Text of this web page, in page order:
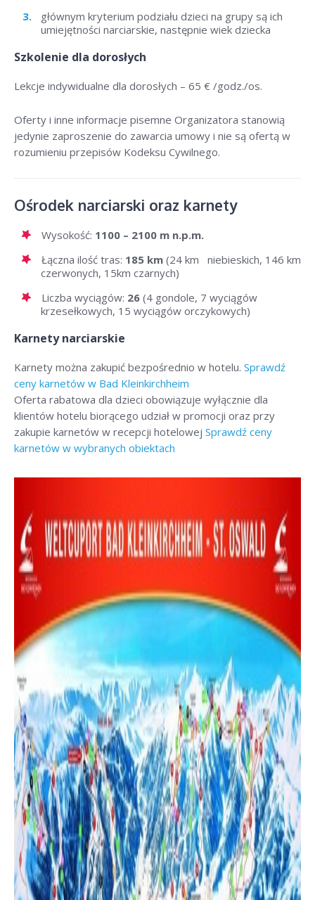
głównym kryterium podziału dzieci na grupy są ich
umiejętności narciarskie, następnie wiek dziecka
Szkolenie dla dorosłych
Lekcje indywidualne dla dorosłych – 65 € /godz./os.
Oferty i inne informacje pisemne Organizatora stanowią
jedynie zaproszenie do zawarcia umowy i nie są ofertą w
rozumieniu przepisów Kodeksu Cywilnego.
Ośrodek narciarski oraz karnety
Wysokość: 1100 – 2100 m n.p.m.
Łączna ilość tras: 185 km (24 km niebieskich, 146 km
czerwonych, 15km czarnych)
Liczba wyciągów: 26 (4 gondole, 7 wyciągów
krzesełkowych, 15 wyciągów orczykowych)
Karnety narciarskie
Karnety można zakupić bezpośrednio w hotelu. Sprawdź
ceny karnetów w Bad Kleinkirchheim
Oferta rabatowa dla dzieci obowiązuje wyłącznie dla
klientów hotelu biorącego udział w promocji oraz przy
zakupie karnetów w recepcji hotelowej Sprawdź ceny
karnetów w wybranych obiektach